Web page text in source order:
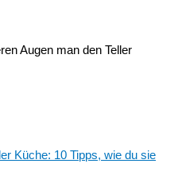
Augen man den Teller
Küche: 10 Tipps, wie du sie